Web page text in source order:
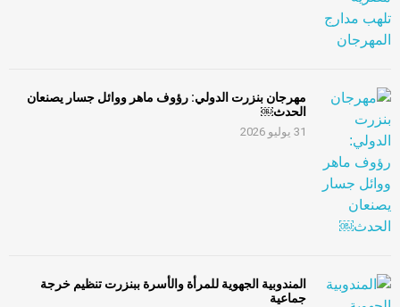
مهرجان بنزرت الدولي: رؤوف ماهر ووائل جسار يصنعان
الحدث￼
31 يوليو 2026
المندوبية الجهوية للمرأة والأسرة ببنزرت تنظيم خرجة
جماعية